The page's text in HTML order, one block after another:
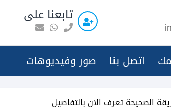
تابعنا على
اتصل بنا صور وفيديوهات
الصحيحة تعرف الان بالتفاصيل